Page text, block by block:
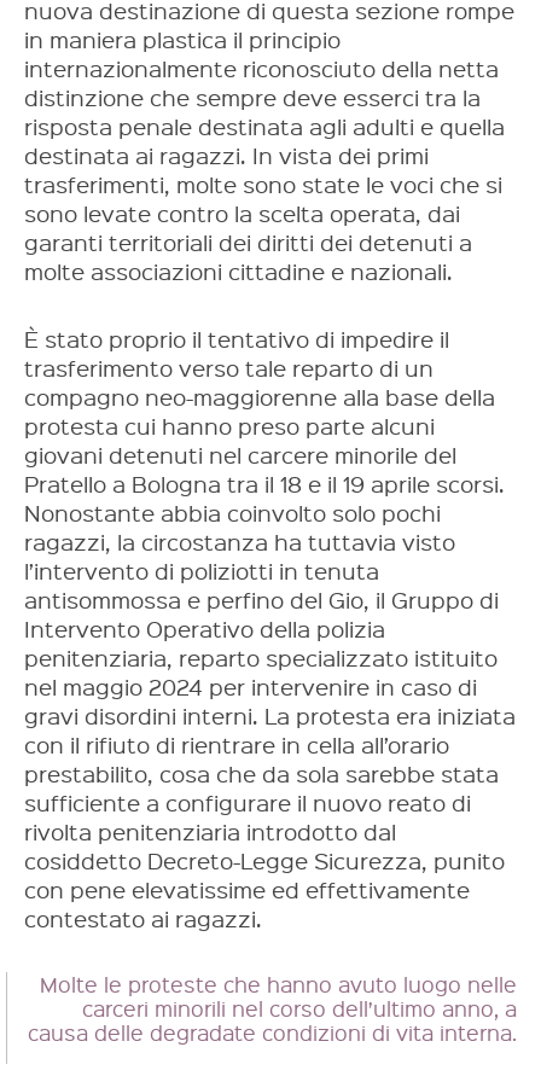
nuova destinazione di questa sezione rompe
in maniera plastica il principio
internazionalmente riconosciuto della netta
distinzione che sempre deve esserci tra la
risposta penale destinata agli adulti e quella
destinata ai ragazzi. In vista dei primi
trasferimenti, molte sono state le voci che si
sono levate contro la scelta operata, dai
garanti territoriali dei diritti dei detenuti a
molte associazioni cittadine e nazionali.
È stato proprio il tentativo di impedire il
trasferimento verso tale reparto di un
compagno neo-maggiorenne alla base della
protesta cui hanno preso parte alcuni
giovani detenuti nel carcere minorile del
Pratello a Bologna tra il 18 e il 19 aprile scorsi.
Nonostante abbia coinvolto solo pochi
ragazzi, la circostanza ha tuttavia visto
l’intervento di poliziotti in tenuta
antisommossa e perfino del Gio, il Gruppo di
Intervento Operativo della polizia
penitenziaria, reparto specializzato istituito
nel maggio 2024 per intervenire in caso di
gravi disordini interni. La protesta era iniziata
con il rifiuto di rientrare in cella all’orario
prestabilito, cosa che da sola sarebbe stata
sufficiente a configurare il nuovo reato di
rivolta penitenziaria introdotto dal
cosiddetto Decreto-Legge Sicurezza, punito
con pene elevatissime ed effettivamente
contestato ai ragazzi.
Molte le proteste che hanno avuto luogo nelle
carceri minorili nel corso dell’ultimo anno, a
causa delle degradate condizioni di vita interna.